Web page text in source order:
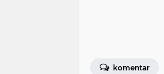
komentar